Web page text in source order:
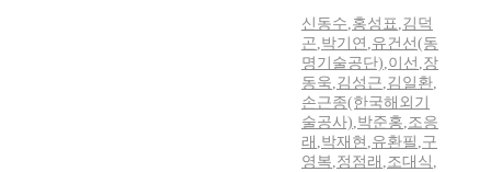
신동수,홍성표,김덕
곤,박기연 ,유건선(동
명기술공단),이선 ,장
동욱,김성근,김일환,
손근종(한국해외기
술공사),박준홍,조응
래 ,박재현 ,유환필 ,구
영복,정점래 ,조대식 ,